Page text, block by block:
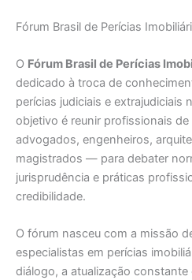
Fórum Brasil de Perícias
O Fórum Brasil de Perícias
dedicado à troca de
perícias judiciais e extrajudiciais
objetivo é reunir profissionais
advogados, engenheiros,
magistrados — para debater
jurisprudência e práticas
credibilidade.
O fórum nasceu com a missão
especialistas em perícias
diálogo, a atualização constante